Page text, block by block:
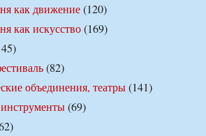
как движение(120)
как искусство(169)
(82)
объединения, театры(141)
(69)